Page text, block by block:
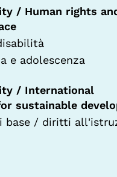
/ Human rights
e adolescenza
/ International
sustainable
base / diritti